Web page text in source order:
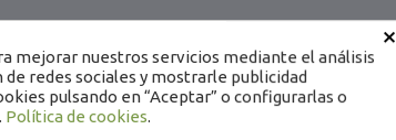
×
mejorar nuestros servicios mediante el análisis
redes sociales y mostrarle publicidad
pulsando en “Aceptar” o configurarlas o
Política de cookies.